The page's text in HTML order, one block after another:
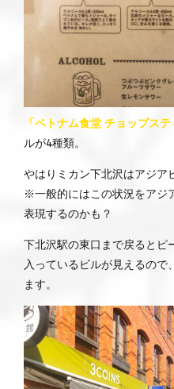
「ベトナム食堂 チョップステ
ルが4種類。
やはりミカン下北沢はアジア
※一般的にはこの状況をアジ
表現するのかも？
下北沢駅の東口まで戻るとピ
入っているビルが見えるので
ます。